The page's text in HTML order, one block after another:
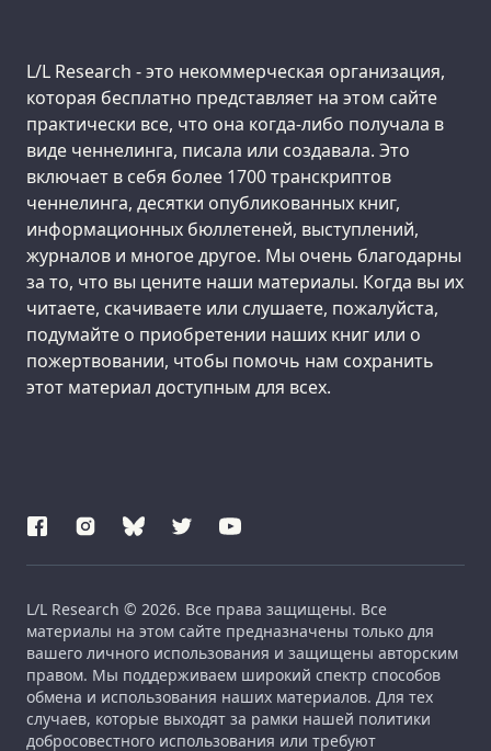
Support us:
L/L Research - это некоммерческая организация,
которая бесплатно представляет на этом сайте
практически все, что она когда-либо получала в
виде ченнелинга, писала или создавала. Это
включает в себя более 1700 транскриптов
ченнелинга, десятки опубликованных книг,
информационных бюллетеней, выступлений,
журналов и многое другое. Мы очень благодарны
за то, что вы цените наши материалы. Когда вы их
читаете, скачиваете или слушаете, пожалуйста,
подумайте о приобретении наших книг или о
пожертвовании, чтобы помочь нам сохранить
этот материал доступным для всех.
L/L Research © 2026. Все права защищены. Все
материалы на этом сайте предназначены только для
вашего личного использования и защищены авторским
правом. Мы поддерживаем широкий спектр способов
обмена и использования наших материалов. Для тех
случаев, которые выходят за рамки нашей политики
добросовестного использования или требуют